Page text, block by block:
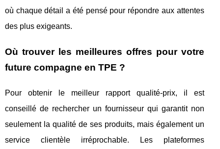
où chaque détail a été pensé pour répondre aux attentes
des plus exigeants.
Où trouver les meilleures offres pour votre
future compagne en TPE ?
Pour obtenir le meilleur rapport qualité-prix, il est
conseillé de rechercher un fournisseur qui garantit non
seulement la qualité de ses produits, mais également un
service clientèle irréprochable. Les plateformes